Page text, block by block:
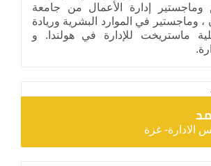
إدارة الأعمال من جامعة
وماجستير في الموارد البشرية وريادة
ماستريخت للإدارة في هولندا. و
الادارة- غزة